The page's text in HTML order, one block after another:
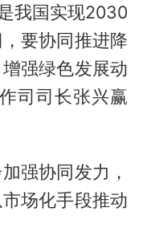
我国实现2030
要协同推进降
强绿色发展动
司司长张兴赢
强协同发力，
场化手段推动